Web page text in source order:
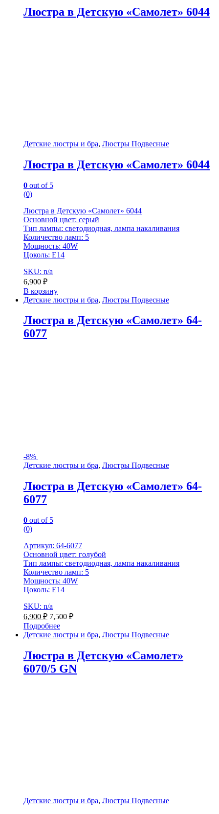
Люстра в Детскую «Самолет» 6044
Детские люстры и бра, Люстры Подвесные
Люстра в Детскую «Самолет» 6044
0 out of 5
(0)
Люстра в Детскую «Самолет» 6044
Основной цвет: серый
Тип лампы: светодиодная, лампа накаливания
Количество ламп: 5
Мощность: 40W
Цоколь: Е14
SKU: n/a
6,900 ₽
В корзину
Детские люстры и бра, Люстры Подвесные
Люстра в Детскую «Самолет» 64-
6077
-8%
Детские люстры и бра, Люстры Подвесные
Люстра в Детскую «Самолет» 64-
6077
0 out of 5
(0)
Артикул: 64-6077
Основной цвет: голубой
Тип лампы: светодиодная, лампа накаливания
Количество ламп: 5
Мощность: 40W
Цоколь: Е14
SKU: n/a
6,900 ₽ 7,500₽
Подробнее
Детские люстры и бра, Люстры Подвесные
Люстра в Детскую «Самолет»
6070/5 GN
Детские люстры и бра, Люстры Подвесные